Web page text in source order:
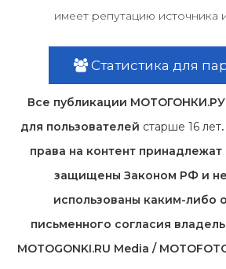
имеет репутацию источника
Статистика для
Все публикации
для пользователей старше 16 лет
права на контент
защищены Законом РФ и не
использованы каким-либо
письменного согласия
MOTOGONKI.RU Media /